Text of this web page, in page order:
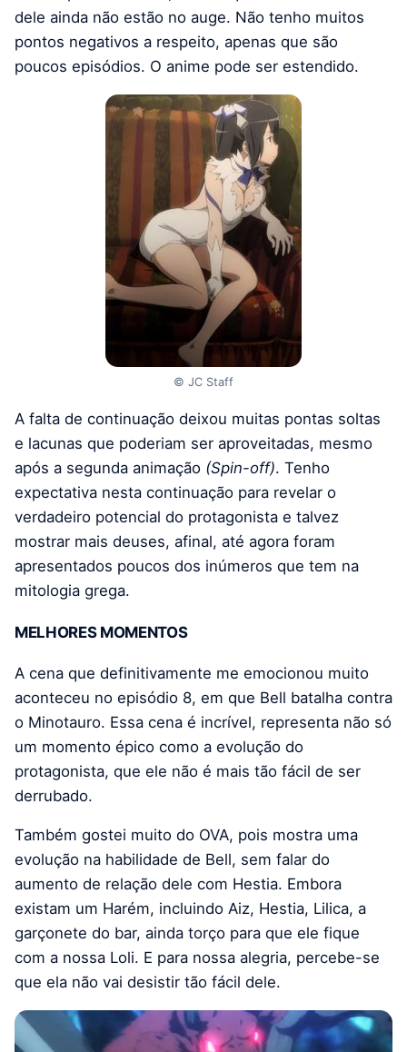
dele ainda não estão no auge. Não tenho muitos
pontos negativos a respeito, apenas que são
poucos episódios. O anime pode ser estendido.
© JC Staff
A falta de continuação deixou muitas pontas soltas
e lacunas que poderiam ser aproveitadas, mesmo
após a segunda animação (Spin-off). Tenho
expectativa nesta continuação para revelar o
verdadeiro potencial do protagonista e talvez
mostrar mais deuses, afinal, até agora foram
apresentados poucos dos inúmeros que tem na
mitologia grega.
MELHORES MOMENTOS
A cena que definitivamente me emocionou muito
aconteceu no episódio 8, em que Bell batalha contra
o Minotauro. Essa cena é incrível, representa não só
um momento épico como a evolução do
protagonista, que ele não é mais tão fácil de ser
derrubado.
Também gostei muito do OVA, pois mostra uma
evolução na habilidade de Bell, sem falar do
aumento de relação dele com Hestia. Embora
existam um Harém, incluindo Aiz, Hestia, Lilica, a
garçonete do bar, ainda torço para que ele fique
com a nossa Loli. E para nossa alegria, percebe-se
que ela não vai desistir tão fácil dele.